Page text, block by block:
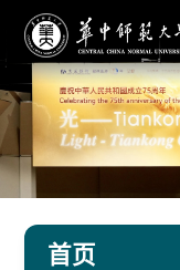
首页